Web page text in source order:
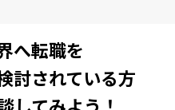
へ転職を
討されている方
してみよう！